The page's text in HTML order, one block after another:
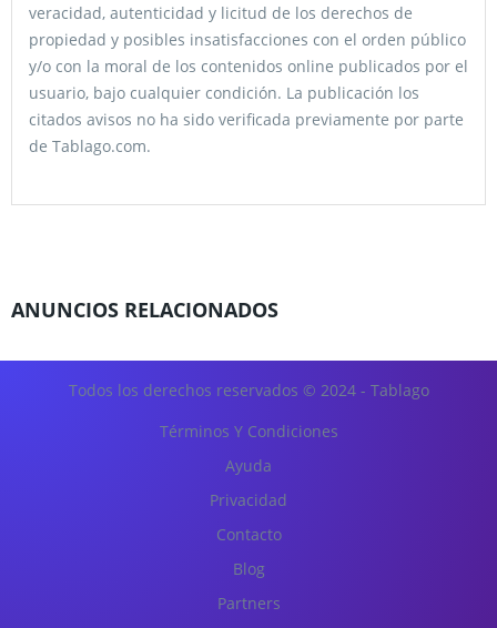
veracidad, autenticidad y licitud de los derechos de
propiedad y posibles insatisfacciones con el orden público
y/o con la moral de los contenidos online publicados por el
usuario, bajo cualquier condición. La publicación los
citados avisos no ha sido verificada previamente por parte
de Tablago.com.
ANUNCIOS RELACIONADOS
Todos los derechos reservados © 2024 - Tablago
Términos Y Condiciones
Ayuda
Privacidad
Contacto
Blog
Partners